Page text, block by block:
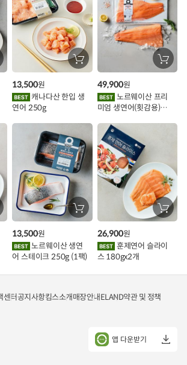
장
바
에
담
연어 250g
13,500원
장
바
에
담
기
미엄 생연어(횟감용)
49,900원
장
바
에
담
기
노르웨이산 생연
어 스테이크 250g (1팩)
13,500원
장
바
에
담
스 180gx2개
26,900원
센터공지사항킴스소개매장안내ELAND약관 및 정책
앱 다운받기